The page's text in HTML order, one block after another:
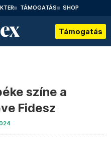
TÁMOGATÁS SHOP
Támogatás
színe a
Fidesz